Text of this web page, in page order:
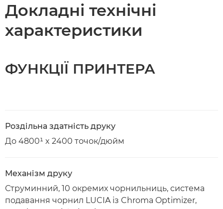
Докладні технічні
характеристики
ФУНКЦІЇ ПРИНТЕРА
Роздільна здатність друку
До 4800¹ x 2400 точок/дюйм
Механізм друку
Струминний, 10 окремих чорнильниць, система
подавання чорнил LUCIA із Chroma Optimizer,